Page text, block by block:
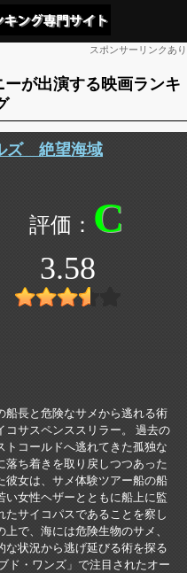
スポンサーリンクあり
が出演する映画ランキ
ズ 絶望海域
C
3.58
船長と危険なサメから逃れる術
コサスペンススリラー。 過去の
トコールドへ逃れてきた孤独な
落ち着きを取り戻しつつあった
彼女は、サメ体験ツアー船の船
い女性ヘザーとともに船上に監
サイコパスであることを察し
で、海には危険生物のサメ、
な状況から逃げ延びる術を探る
・ワンズ」で注目されたオー